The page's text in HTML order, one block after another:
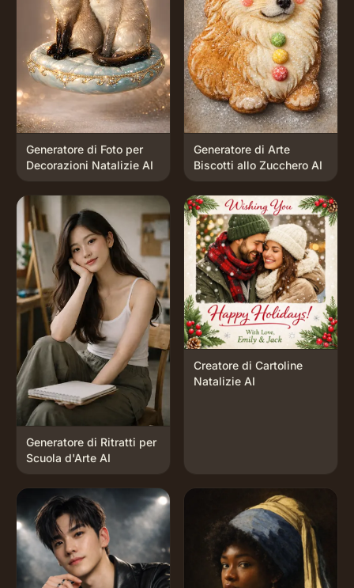
Generatore di Foto per
Decorazioni Natalizie AI
Generatore di Arte
Biscotti allo Zucchero AI
Generatore di Ritratti per
Scuola d'Arte AI
Creatore di Cartoline
Natalizie AI